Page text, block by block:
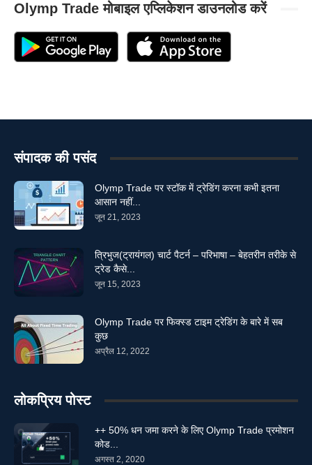
Olymp Trade मोबाइल एप्लिकेशन डाउनलोड करें
संपादक की पसंद
Olymp Trade पर स्टॉक में ट्रेडिंग करना कभी इतना
आसान नहीं...
जून 21, 2023
त्रिभुज(ट्रायंगल) चार्ट पैटर्न – परिभाषा – बेहतरीन तरीके से
ट्रेड कैसे...
जून 15, 2023
Olymp Trade पर फिक्स्ड टाइम ट्रेडिंग के बारे में सब
कुछ
अप्रैल 12, 2022
लोकप्रिय पोस्ट
++ 50% धन जमा करने के लिए Olymp Trade प्रमोशन
कोड...
अगस्त 2, 2020